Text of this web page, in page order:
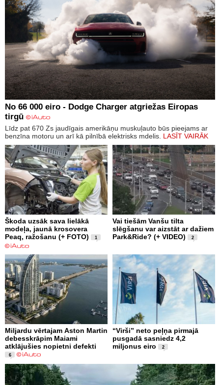
No 66 000 eiro - Dodge Charger atgriežas Eiropas
tirgū
Līdz pat 670 Zs jaudīgais amerikāņu muskuļauto būs pieejams ar
benzīna motoru un arī kā pilnībā elektrisks mdelis. LASĪT VAIRĀK
Škoda uzsāk sava lielākā
modeļa, jaunā krosovera
Peaq, ražošanu (+ FOTO)
1
Vai tiešām Vanšu tilta
slēgšanu var aizstāt ar dažiem
Park&Ride? (+ VIDEO)
2
Miljardu vērtajam Aston Martin
debesskrāpim Maiami
atklājušies nopietni defekti
6
“Virši” neto peļņa pirmajā
pusgadā sasniedz 4,2
miljonus eiro
2